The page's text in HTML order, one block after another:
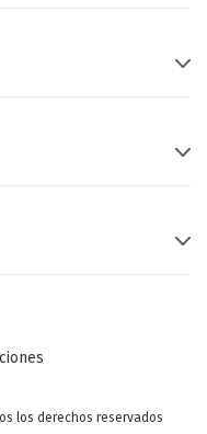
los derechos reservados